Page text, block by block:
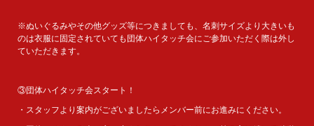
※ぬいぐるみやその他グッズ等につきましても、名刺サイズより大きいも
のは衣服に固定されていても団体ハイタッチ会にご参加いただく際は外し
ていただきます。
③団体ハイタッチ会スタート！
・スタッフより案内がございましたらメンバー前にお進みにください。